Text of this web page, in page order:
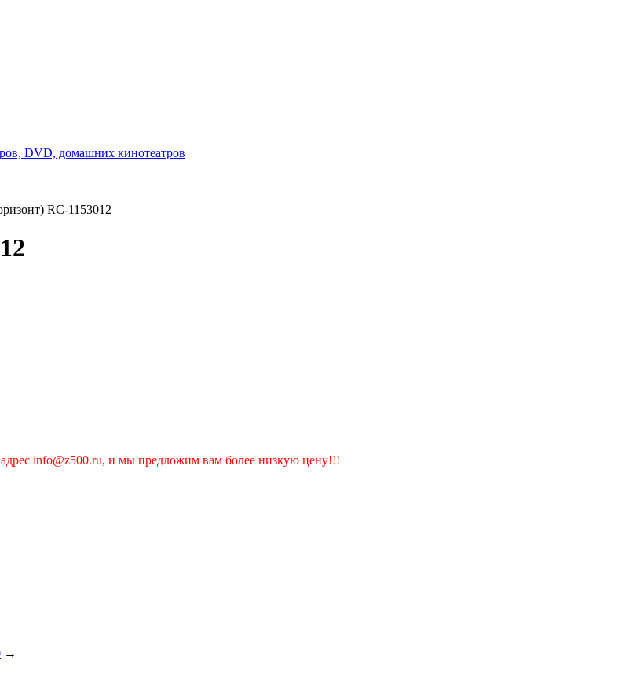
RC-1153012
info@z500.ru, и мы предложим вам более низкую цену!!!
→